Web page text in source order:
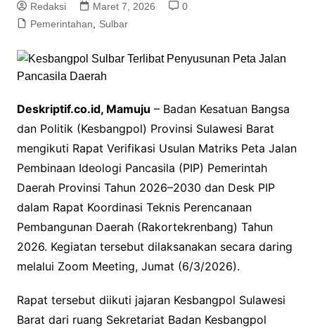
Redaksi Maret 7, 2026
0
Pemerintahan, Sulbar
Deskriptif.co.id, Mamuju – Badan Kesatuan Bangsa
dan Politik (Kesbangpol) Provinsi Sulawesi Barat
mengikuti Rapat Verifikasi Usulan Matriks Peta Jalan
Pembinaan Ideologi Pancasila (PIP) Pemerintah
Daerah Provinsi Tahun 2026–2030 dan Desk PIP
dalam Rapat Koordinasi Teknis Perencanaan
Pembangunan Daerah (Rakortekrenbang) Tahun
2026. Kegiatan tersebut dilaksanakan secara daring
melalui Zoom Meeting, Jumat (6/3/2026).
Rapat tersebut diikuti jajaran Kesbangpol Sulawesi
Barat dari ruang Sekretariat Badan Kesbangpol